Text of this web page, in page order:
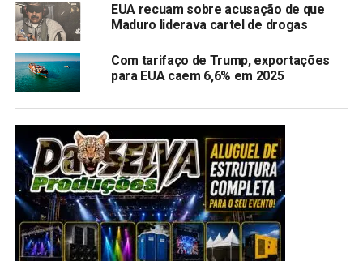
EUA recuam sobre acusação de que
Maduro liderava cartel de drogas
Com tarifaço de Trump, exportações
para EUA caem 6,6% em 2025